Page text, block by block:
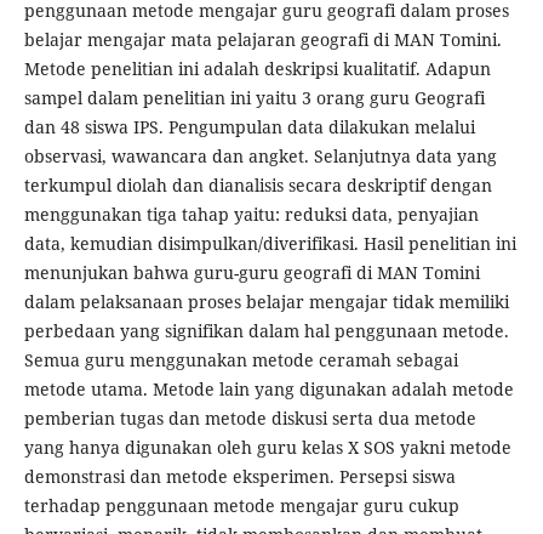
penggunaan metode mengajar guru geografi dalam proses
belajar mengajar mata pelajaran geografi di MAN Tomini.
Metode penelitian ini adalah deskripsi kualitatif. Adapun
sampel dalam penelitian ini yaitu 3 orang guru Geografi
dan 48 siswa IPS. Pengumpulan data dilakukan melalui
observasi, wawancara dan angket. Selanjutnya data yang
terkumpul diolah dan dianalisis secara deskriptif dengan
menggunakan tiga tahap yaitu: reduksi data, penyajian
data, kemudian disimpulkan/diverifikasi. Hasil penelitian ini
menunjukan bahwa guru-guru geografi di MAN Tomini
dalam pelaksanaan proses belajar mengajar tidak memiliki
perbedaan yang signifikan dalam hal penggunaan metode.
Semua guru menggunakan metode ceramah sebagai
metode utama. Metode lain yang digunakan adalah metode
pemberian tugas dan metode diskusi serta dua metode
yang hanya digunakan oleh guru kelas X SOS yakni metode
demonstrasi dan metode eksperimen. Persepsi siswa
terhadap penggunaan metode mengajar guru cukup